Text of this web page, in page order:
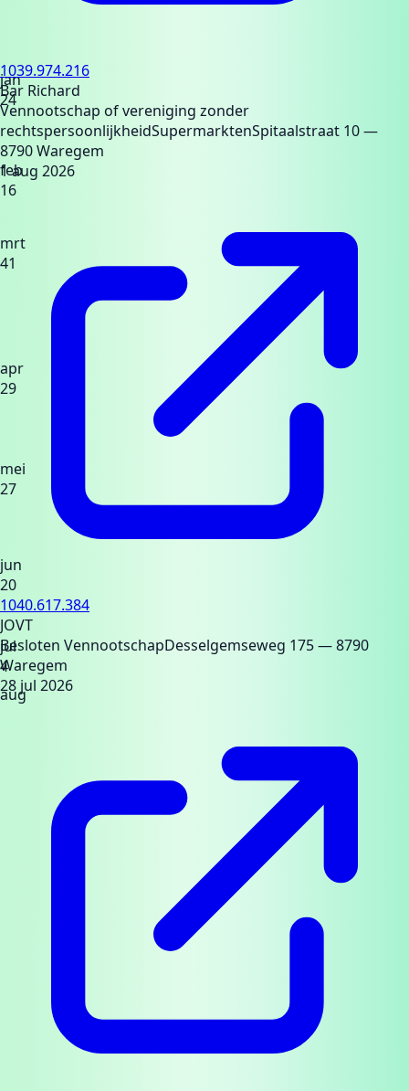
jan
24
feb
16
mrt
41
apr
29
mei
27
jun
20
jul
4
aug
1039.974.216
Bar Richard
Vennootschap of vereniging zonder
rechtspersoonlijkheidSupermarktenSpitaalstraat 10—
8790 Waregem
1 aug 2026
1040.617.384
JOVT
Besloten VennootschapDesselgemseweg 175— 8790
Waregem
28 jul 2026